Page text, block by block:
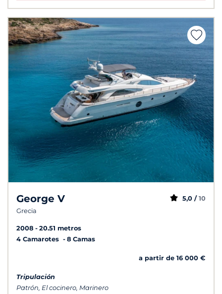
George V
Grecia
5,0 / 10
2008
20.51 metros
4 Camarotes
8 Camas
a partir de 16 000 €
Tripulación
Patrón, El cocinero, Marinero